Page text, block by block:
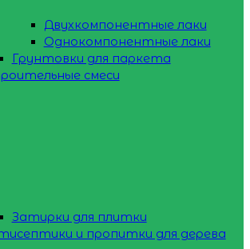
Двухкомпонентные лаки
Однокомпонентные лаки
Грунтовки для паркета
смеси
Затирки для плитки
и пропитки для дерева